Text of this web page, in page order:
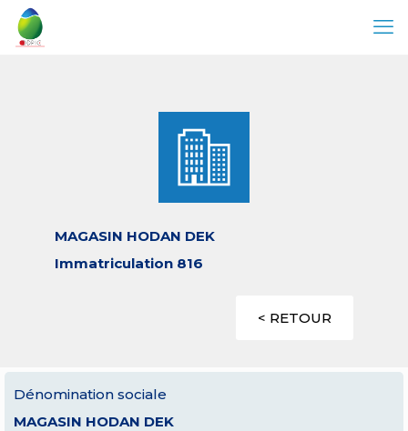
MAGASIN HODAN DEK
Immatriculation 816
< RETOUR
Dénomination sociale
MAGASIN HODAN DEK